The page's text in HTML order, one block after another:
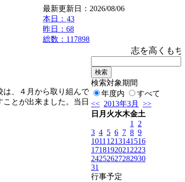
最新更新日：2026/08/06
本日： 43
昨日：68
総数：117898
志を高くも
は、４月から取り組んで
とが出来ました。当日
検索対象期間
年度内
すべて
<< 2013年3月
>>
日 月 火水木金土
1
2
3 4 5 6 7 8 9
1011 1213141516
1718192021 2223
24252627282930
31
行事予定